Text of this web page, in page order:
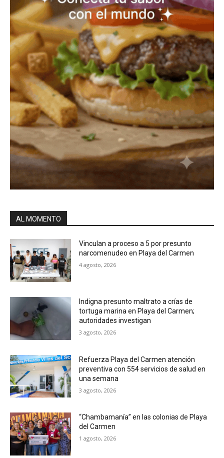
AL MOMENTO
Vinculan a proceso a 5 por presunto
narcomenudeo en Playa del Carmen
4 agosto, 2026
Indigna presunto maltrato a crías de
tortuga marina en Playa del Carmen;
autoridades investigan
3 agosto, 2026
Refuerza Playa del Carmen atención
preventiva con 554 servicios de salud en
una semana
3 agosto, 2026
“Chambamanía” en las colonias de Playa
del Carmen
1 agosto, 2026